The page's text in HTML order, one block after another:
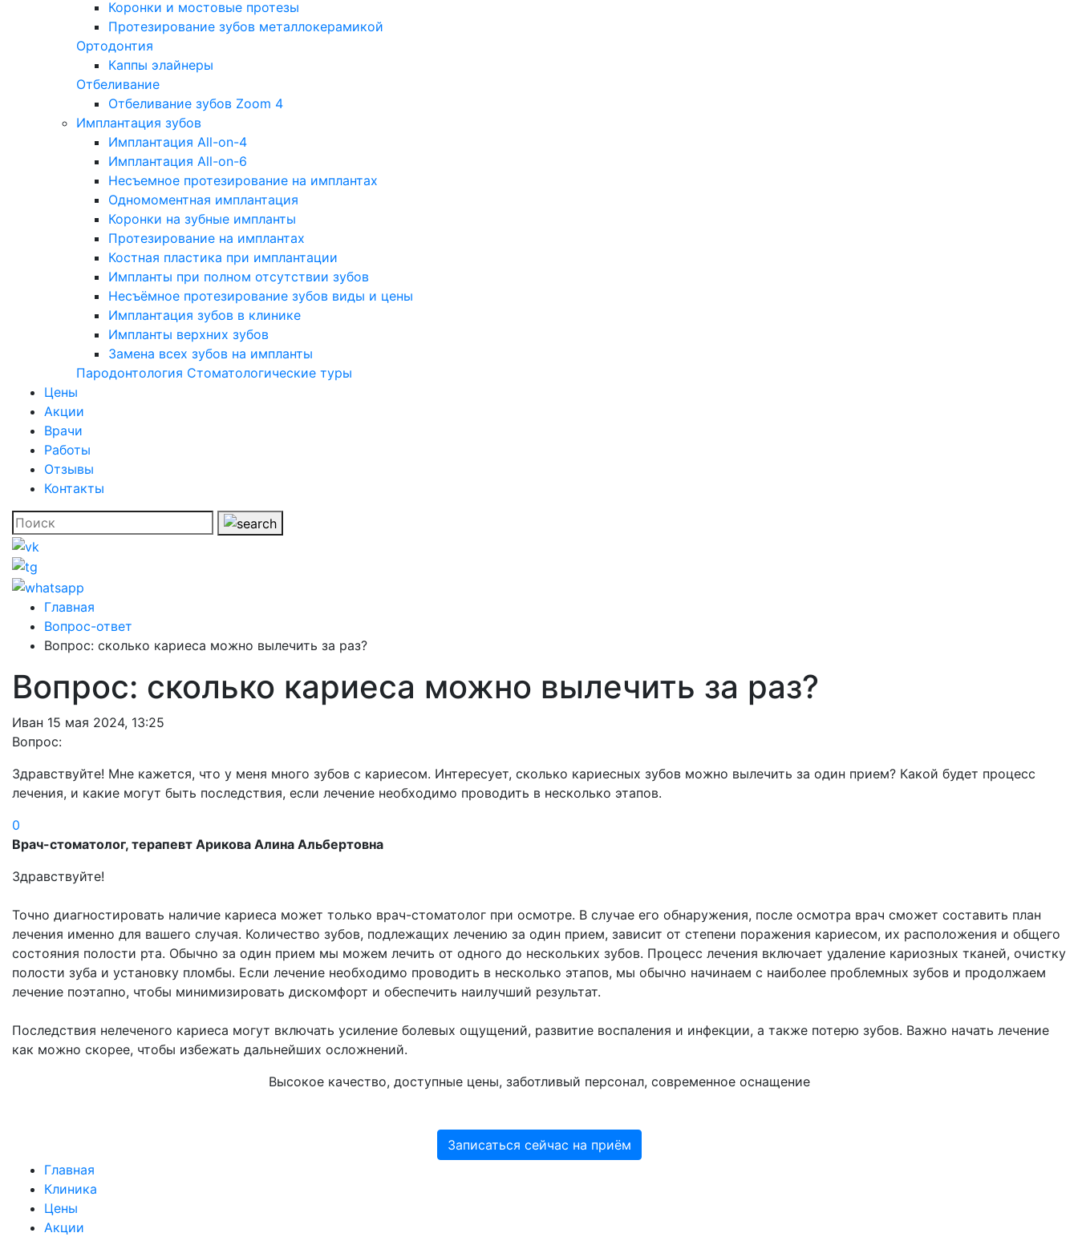
Коронки и мостовые протезы
Протезирование зубов металлокерамикой
Ортодонтия
Каппы элайнеры
Отбеливание
Отбеливание зубов Zoom 4
Имплантация зубов
Имплантация All-on-4
Имплантация All-on-6
Несъемное протезирование на имплантах
Одномоментная имплантация
Коронки на зубные импланты
Протезирование на имплантах
Костная пластика при имплантации
Импланты при полном отсутствии зубов
Несъёмное протезирование зубов виды и цены
Имплантация зубов в клинике
Импланты верхних зубов
Замена всех зубов на импланты
Пародонтология Стоматологические туры
Цены
Акции
Врачи
Работы
Отзывы
Контакты
Главная
Вопрос-ответ
Вопрос: сколько кариеса можно вылечить за раз?
Вопрос: сколько кариеса можно вылечить за раз?
Иван 15 мая 2024, 13:25
Вопрос:
Здравствуйте! Мне кажется, что у меня много зубов с кариесом. Интересует, сколько кариесных зубов можно вылечить за один прием? Какой будет процесс
лечения, и какие могут быть последствия, если лечение необходимо проводить в несколько этапов.
0
Врач-стоматолог, терапевт Арикова Алина Альбертовна
Здравствуйте!
Точно диагностировать наличие кариеса может только врач-стоматолог при осмотре. В случае его обнаружения, после осмотра врач сможет составить план
лечения именно для вашего случая. Количество зубов, подлежащих лечению за один прием, зависит от степени поражения кариесом, их расположения и общего
состояния полости рта. Обычно за один прием мы можем лечить от одного до нескольких зубов. Процесс лечения включает удаление кариозных тканей, очистку
полости зуба и установку пломбы. Если лечение необходимо проводить в несколько этапов, мы обычно начинаем с наиболее проблемных зубов и продолжаем
лечение поэтапно, чтобы минимизировать дискомфорт и обеспечить наилучший результат.
Последствия нелеченого кариеса могут включать усиление болевых ощущений, развитие воспаления и инфекции, а также потерю зубов. Важно начать лечение
как можно скорее, чтобы избежать дальнейших осложнений.
Высокое качество, доступные цены, заботливый персонал, современное оснащение
Записаться сейчас на приём
Главная
Клиника
Цены
Акции